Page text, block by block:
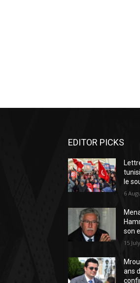
EDITOR PICKS
le
6
son
15
ans